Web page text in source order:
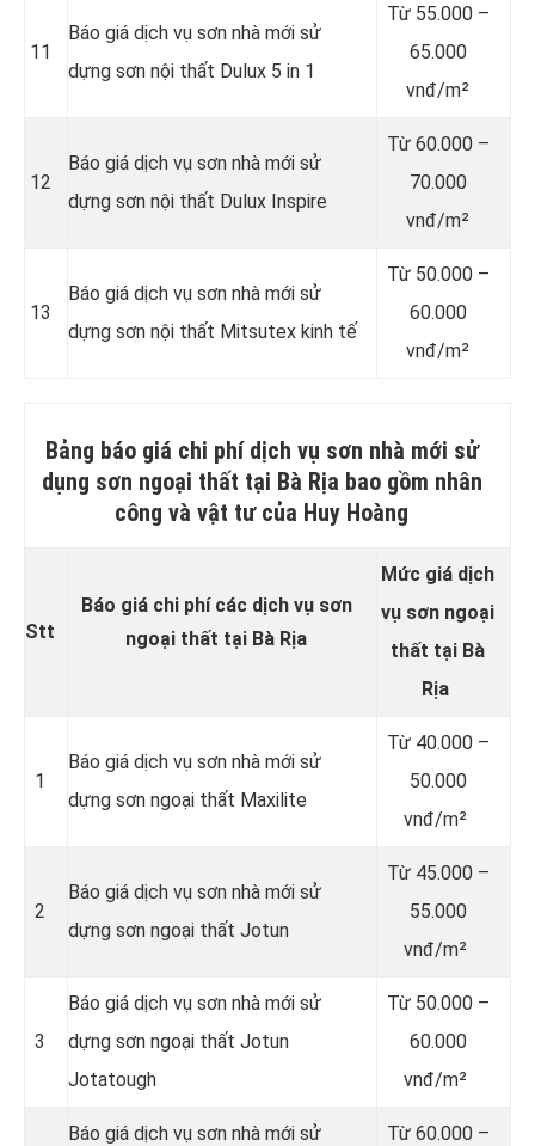
11
Báo giá dịch vụ sơn nhà mới sử
dựng sơn nội thất Dulux 5 in 1
Từ 55.000 –
65.000
vnđ/m²
12
Báo giá dịch vụ sơn nhà mới sử
dựng sơn nội thất Dulux Inspire
Từ 60.000 –
70.000
vnđ/m²
13
Báo giá dịch vụ sơn nhà mới sử
dựng sơn nội thất Mitsutex kinh tế
Từ 50.000 –
60.000
vnđ/m²
Bảng báo giá chi phí dịch vụ sơn nhà mới sử
dụng sơn ngoại thất tại Bà Rịa bao gồm nhân
công và vật tư của Huy Hoàng
Stt
Báo giá chi phí các dịch vụ sơn
ngoại thất tại Bà Rịa
Mức giá dịch
vụ sơn ngoại
thất tại Bà
Rịa
1
Báo giá dịch vụ sơn nhà mới sử
dựng sơn ngoại thất Maxilite
Từ 40.000 –
50.000
vnđ/m²
2
Báo giá dịch vụ sơn nhà mới sử
dựng sơn ngoại thất Jotun
Từ 45.000 –
55.000
vnđ/m²
3
Báo giá dịch vụ sơn nhà mới sử
dựng sơn ngoại thất Jotun
Jotatough
Từ 50.000 –
60.000
vnđ/m²
Báo giá dịch vụ sơn nhà mới sử
Từ 60.000 –